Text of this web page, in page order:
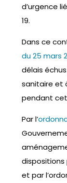
d’urgence
19.
Dans ce
du 25 mars
délais
sanitaire et
pendant
Par l’
dispositions
et par